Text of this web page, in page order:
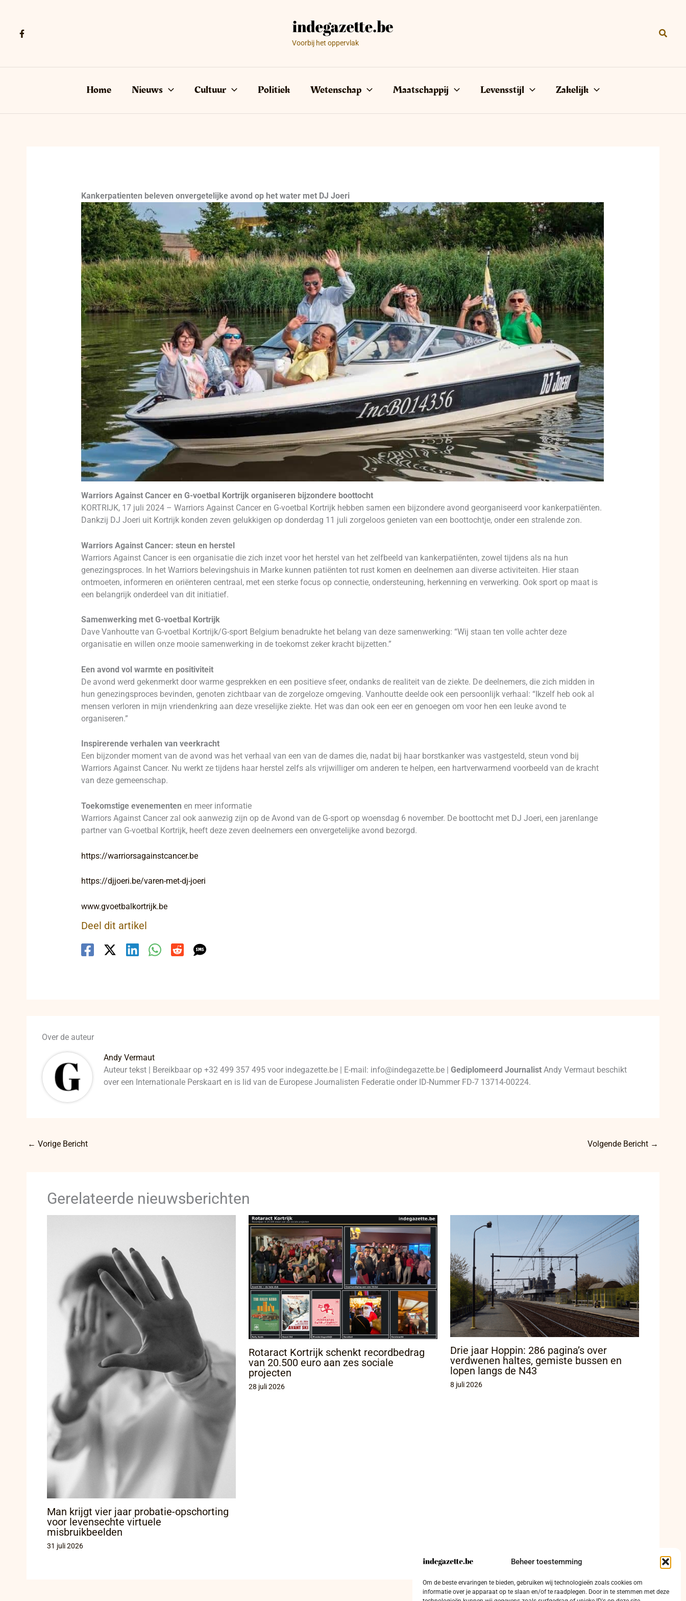
Beheer toestemming
Om de beste ervaringen te bieden, gebruiken wij technologieën zoals cookies om
informatie over je apparaat op te slaan en/of te raadplegen. Door in te stemmen met deze
Voorbij het oppervlak
Home Nieuws Cultuur Politiek Wetenschap Maatschappij Levensstijl Zakelijk
Kankerpatienten beleven onvergetelijke avond op het water met DJ Joeri
Warriors Against Cancer en G-voetbal Kortrijk organiseren bijzondere boottocht
KORTRIJK, 17 juli 2024 – Warriors Against Cancer en G-voetbal Kortrijk hebben samen een bijzondere avond georganiseerd voor kankerpatiënten.
Dankzij DJ Joeri uit Kortrijk konden zeven gelukkigen op donderdag 11 juli zorgeloos genieten van een boottochtje, onder een stralende zon.
Warriors Against Cancer: steun en herstel
Warriors Against Cancer is een organisatie die zich inzet voor het herstel van het zelfbeeld van kankerpatiënten, zowel tijdens als na hun
genezingsproces. In het Warriors belevingshuis in Marke kunnen patiënten tot rust komen en deelnemen aan diverse activiteiten. Hier staan
ontmoeten, informeren en oriënteren centraal, met een sterke focus op connectie, ondersteuning, herkenning en verwerking. Ook sport op maat is
een belangrijk onderdeel van dit initiatief.
Samenwerking met G-voetbal Kortrijk
Dave Vanhoutte van G-voetbal Kortrijk/G-sport Belgium benadrukte het belang van deze samenwerking: “Wij staan ten volle achter deze
organisatie en willen onze mooie samenwerking in de toekomst zeker kracht bijzetten.”
Een avond vol warmte en positiviteit
De avond werd gekenmerkt door warme gesprekken en een positieve sfeer, ondanks de realiteit van de ziekte. De deelnemers, die zich midden in
hun genezingsproces bevinden, genoten zichtbaar van de zorgeloze omgeving. Vanhoutte deelde ook een persoonlijk verhaal: “Ikzelf heb ook al
mensen verloren in mijn vriendenkring aan deze vreselijke ziekte. Het was dan ook een eer en genoegen om voor hen een leuke avond te
organiseren.”
Inspirerende verhalen van veerkracht
Een bijzonder moment van de avond was het verhaal van een van de dames die, nadat bij haar borstkanker was vastgesteld, steun vond bij
Warriors Against Cancer. Nu werkt ze tijdens haar herstel zelfs als vrijwilliger om anderen te helpen, een hartverwarmend voorbeeld van de kracht
van deze gemeenschap.
Toekomstige evenementen en meer informatie
Warriors Against Cancer zal ook aanwezig zijn op de Avond van de G-sport op woensdag 6 november. De boottocht met DJ Joeri, een jarenlange
partner van G-voetbal Kortrijk, heeft deze zeven deelnemers een onvergetelijke avond bezorgd.
https://warriorsagainstcancer.be
https://djjoeri.be/varen-met-dj-joeri
www.gvoetbalkortrijk.be
Deel dit artikel
Over de auteur
Andy Vermaut
Auteur tekst | Bereikbaar op +32 499 357 495 voor indegazette.be | E-mail: info@indegazette.be |Gediplomeerd Journalist Andy Vermaut beschikt
over een Internationale Perskaart en is lid van de Europese Journalisten Federatie onder ID-Nummer FD-7 13714-00224.
← Vorige Bericht Volgende Bericht →
Gerelateerde nieuwsberichten
Man krijgt vier jaar probatie-opschorting
voor levensechte virtuele
misbruikbeelden
31 juli 2026
Rotaract Kortrijk schenkt recordbedrag
van 20.500 euro aan zes sociale
projecten
28 juli 2026
Drie jaar Hoppin: 286 pagina’s over
verdwenen haltes, gemiste bussen en
lopen langs de N43
8 juli 2026